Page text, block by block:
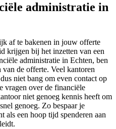
administratie in
af te bakenen in jouw offerte
krijgen bij het inzetten van een
administratie in Echten, ben
de offerte. Veel kantoren
niet bang om even contact op
vragen over de financiële
niet genoeg kennis heeft om
genoeg. Zo bespaar je
als een hoop tijd spenderen aan